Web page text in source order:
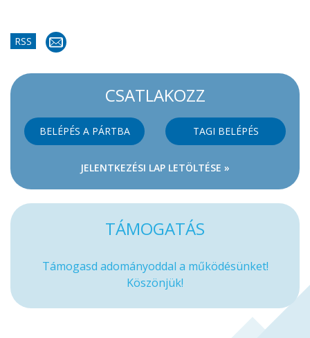
RSS
CSATLAKOZZ
BELÉPÉS A PÁRTBA TAGI BELÉPÉS
JELENTKEZÉSI LAP LETÖLTÉSE »
TÁMOGATÁS
Támogasd adományoddal a működésünket!
Köszönjük!